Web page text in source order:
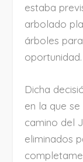
estaba
arbolado
árboles
oportunidad.
Dicha
en la que
camino del
eliminados